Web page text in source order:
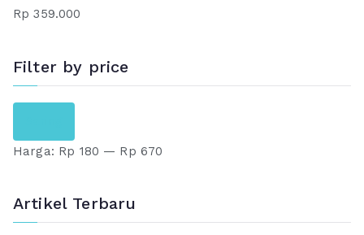
Rp 359.000
Filter by price
r
a
t
r
a
t
Harga: Rp 180 — Rp 670
Artikel Terbaru